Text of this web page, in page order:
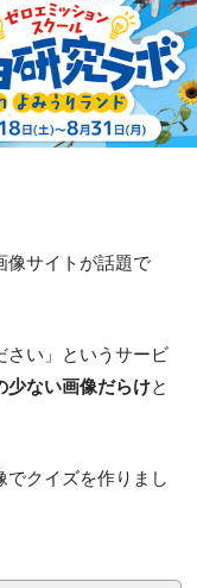
像サイトが話題で
さい」というサービ
少ない画像だらけと
でクイズを作りまし